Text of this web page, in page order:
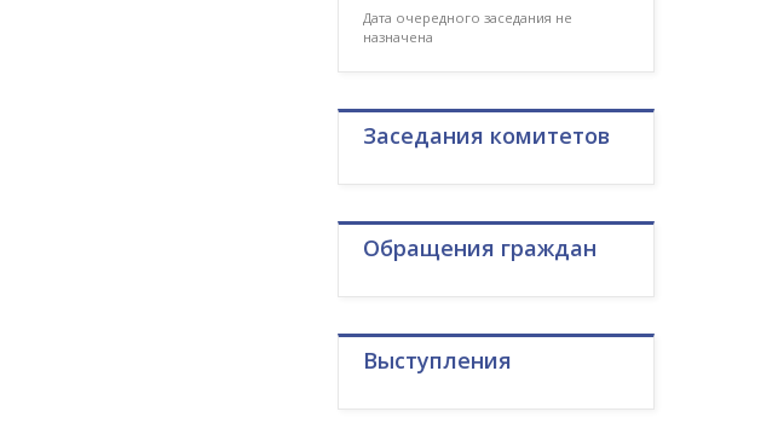
Дата очередного заседания не
назначена
Заседания комитетов
Обращения граждан
Выступления